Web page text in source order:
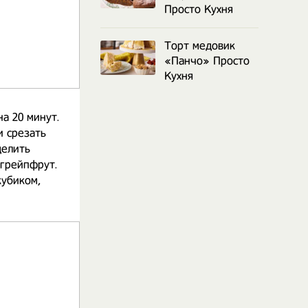
20 минут.
срезать
Просто Кухня
Торт медовик
«Панчо» Просто
Кухня